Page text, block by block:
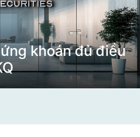
khoán đủ điều